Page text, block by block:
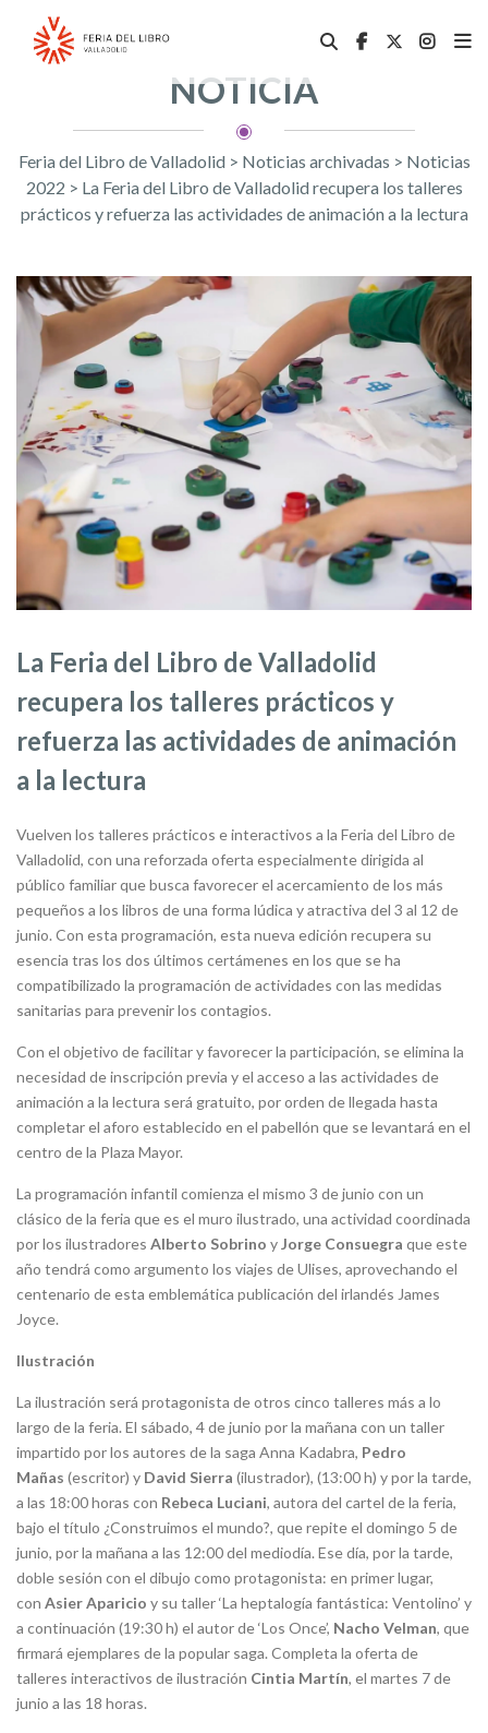
NOTICIA
Feria del Libro de Valladolid > Noticias archivadas > Noticias
2022 > La Feria del Libro de Valladolid recupera los talleres
prácticos y refuerza las actividades de animación a la lectura
La Feria del Libro de Valladolid
recupera los talleres prácticos y
refuerza las actividades de animación
a la lectura
Vuelven los talleres prácticos e interactivos a la Feria del Libro de
Valladolid, con una reforzada oferta especialmente dirigida al
público familiar que busca favorecer el acercamiento de los más
pequeños a los libros de una forma lúdica y atractiva del 3 al 12 de
junio. Con esta programación, esta nueva edición recupera su
esencia tras los dos últimos certámenes en los que se ha
compatibilizado la programación de actividades con las medidas
sanitarias para prevenir los contagios.
Con el objetivo de facilitar y favorecer la participación, se elimina la
necesidad de inscripción previa y el acceso a las actividades de
animación a la lectura será gratuito, por orden de llegada hasta
completar el aforo establecido en el pabellón que se levantará en el
centro de la Plaza Mayor.
La programación infantil comienza el mismo 3 de junio con un
clásico de la feria que es el muro ilustrado, una actividad coordinada
por los ilustradores Alberto Sobrino yJorge Consuegra que este
año tendrá como argumento los viajes de Ulises, aprovechando el
centenario de esta emblemática publicación del irlandés James
Joyce.
Ilustración
La ilustración será protagonista de otros cinco talleres más a lo
largo de la feria. El sábado, 4 de junio por la mañana con un taller
impartido por los autores de la saga Anna Kadabra, Pedro
Mañas (escritor) y David Sierra (ilustrador), (13:00 h) y por la tarde,
a las 18:00 horas con Rebeca Luciani, autora del cartel de la feria,
bajo el título ¿Construimos el mundo?, que repite el domingo 5 de
junio, por la mañana a las 12:00 del mediodía. Ese día, por la tarde,
doble sesión con el dibujo como protagonista: en primer lugar,
con Asier Aparicio y su taller ‘La heptalogía fantástica: Ventolino’ y
a continuación (19:30 h) el autor de ‘Los Once’, Nacho Velman, que
firmará ejemplares de la popular saga. Completa la oferta de
talleres interactivos de ilustración Cintia Martín, el martes 7 de
junio a las 18 horas.